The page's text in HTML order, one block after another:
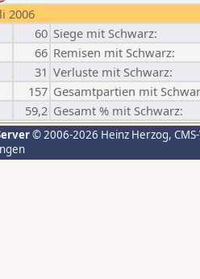
2006
60 Siege mit Schwarz:
66 Remisen mit Schwarz:
31 Verluste mit Schwarz:
157 Gesamtpartien mit
59,2 Gesamt % mit Schwarz:
© 2006-2026 Heinz Herzog,